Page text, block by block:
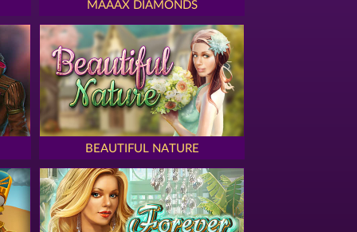
MAAAX DIAMONDS
BEAUTIFUL NATURE